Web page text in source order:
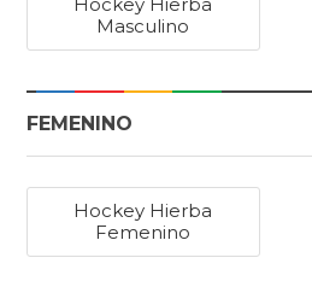
Masculino
FEMENINO
Hockey Hierba
Femenino